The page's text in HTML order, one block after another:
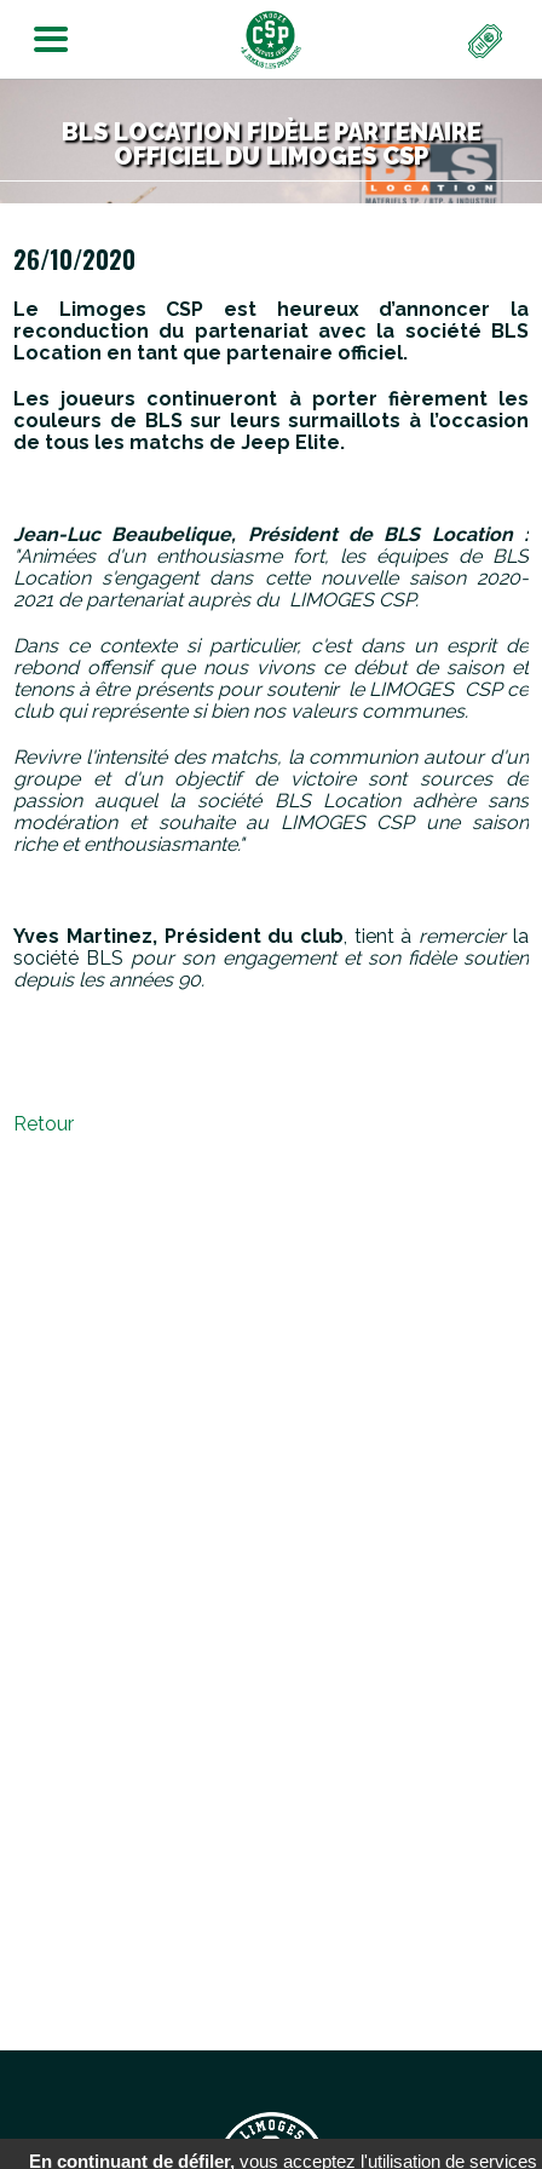
BLS LOCATION FIDÈLE PARTENAIRE
OFFICIEL DU LIMOGES CSP
26/10/2020
Le Limoges CSP est heureux d’annoncer la
reconduction du partenariat avec la société BLS
Location en tant que partenaire officiel.
Les joueurs continueront à porter fièrement les
couleurs de BLS sur leurs surmaillots à l’occasion
de tous les matchs de Jeep Elite.
Jean-Luc Beaubelique, Président de BLS Location :
"Animées d'un enthousiasme fort, les équipes de BLS
Location s'engagent dans cette nouvelle saison 2020-
2021 de partenariat auprès du LIMOGES CSP.
Dans ce contexte si particulier, c'est dans un esprit de
rebond offensif que nous vivons ce début de saison et
tenons à être présents pour soutenir le LIMOGES CSP ce
club qui représente si bien nos valeurs communes.
Revivre l'intensité des matchs, la communion autour d'un
groupe et d'un objectif de victoire sont sources de
passion auquel la société BLS Location adhère sans
modération et souhaite au LIMOGES CSP une saison
riche et enthousiasmante."
Yves Martinez, Président du club , tient à remercier la
société BLS pour son engagement et son fidèle soutien
depuis les années 90.
Retour
En continuant de défiler, vous acceptez l'utilisation de services